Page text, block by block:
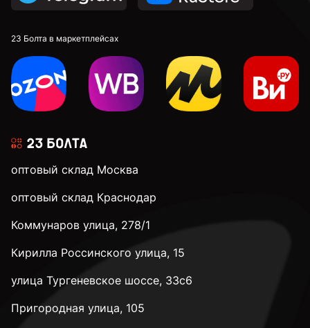
23 Болта в маркетплейсах
оптовый склад Москва
оптовый склад Краснодар
Коммунаров улица, 278/1
Кирилла Россинского улица, 15
улица Тургеневское шоссе, 33с6
Пригородная улица, 105